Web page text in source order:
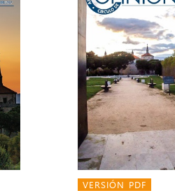
VERSIÓN PDF